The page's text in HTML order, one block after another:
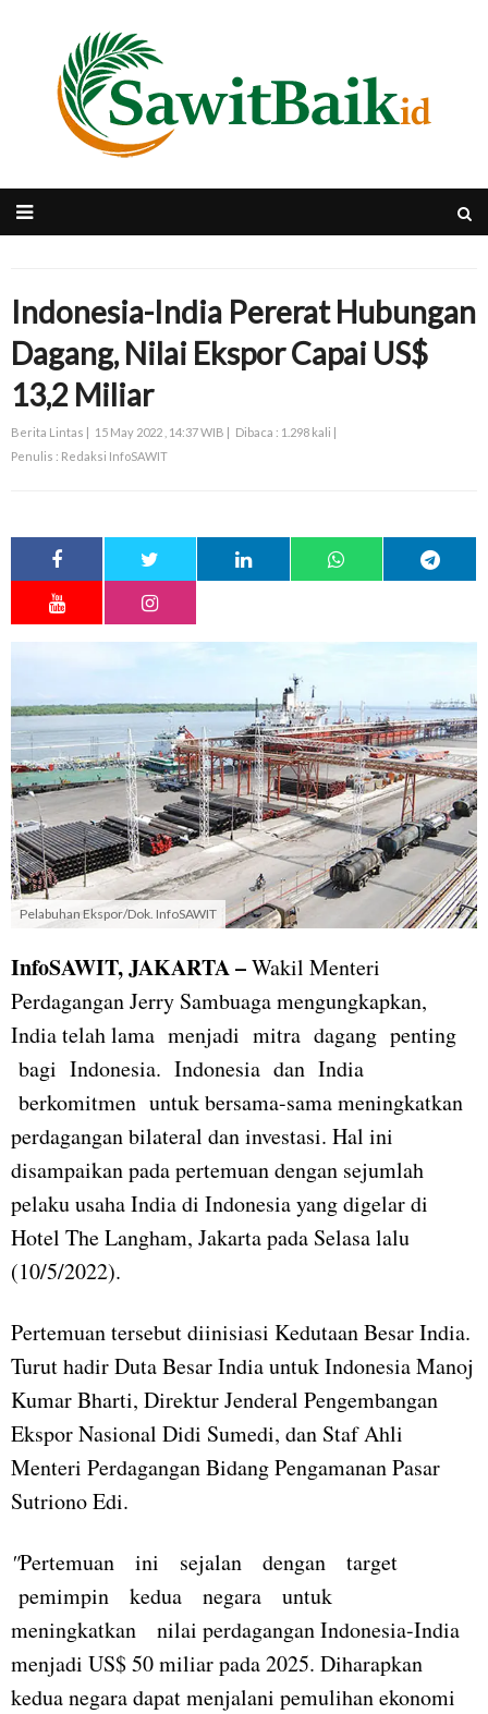
Indonesia-India Pererat Hubungan
Dagang, Nilai Ekspor Capai US$
13,2 Miliar
Berita Lintas | 15 May 2022 , 14:37 WIB | Dibaca : 1.298 kali |
Penulis : Redaksi InfoSAWIT
Pelabuhan Ekspor/Dok. InfoSAWIT
InfoSAWIT, JAKARTA–Wakil Menteri
Perdagangan Jerry Sambuaga mengungkapkan,
India telah lama menjadi mitra dagang penting
bagi Indonesia. Indonesia dan India
berkomitmen untuk bersama-sama meningkatkan
perdagangan bilateral dan investasi. Hal ini
disampaikan pada pertemuan dengan sejumlah
pelaku usaha India di Indonesia yang digelar di
Hotel The Langham, Jakarta pada Selasa lalu
(10/5/2022).
Pertemuan tersebut diinisiasi Kedutaan Besar India.
Turut hadir Duta Besar India untuk Indonesia Manoj
Kumar Bharti, Direktur Jenderal Pengembangan
Ekspor Nasional Didi Sumedi, dan Staf Ahli
Menteri Perdagangan Bidang Pengamanan Pasar
Sutriono Edi.
"Pertemuan ini sejalan dengan target
pemimpin kedua negara untuk
meningkatkan nilai perdagangan Indonesia-India
menjadi US$ 50 miliar pada 2025. Diharapkan
kedua negara dapat menjalani pemulihan ekonomi